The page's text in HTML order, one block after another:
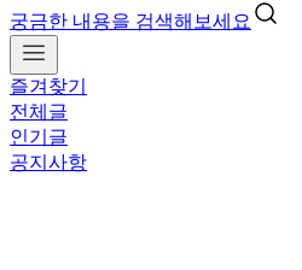
궁금한 내용을 검색해보세요
즐겨찾기
전체글
인기글
공지사항